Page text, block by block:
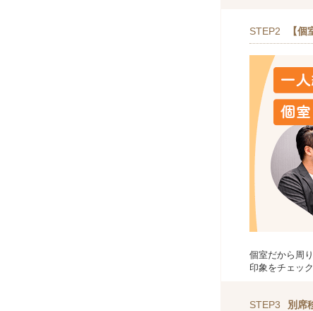
STEP2 【
個室だから周
印象をチェッ
STEP3 別席